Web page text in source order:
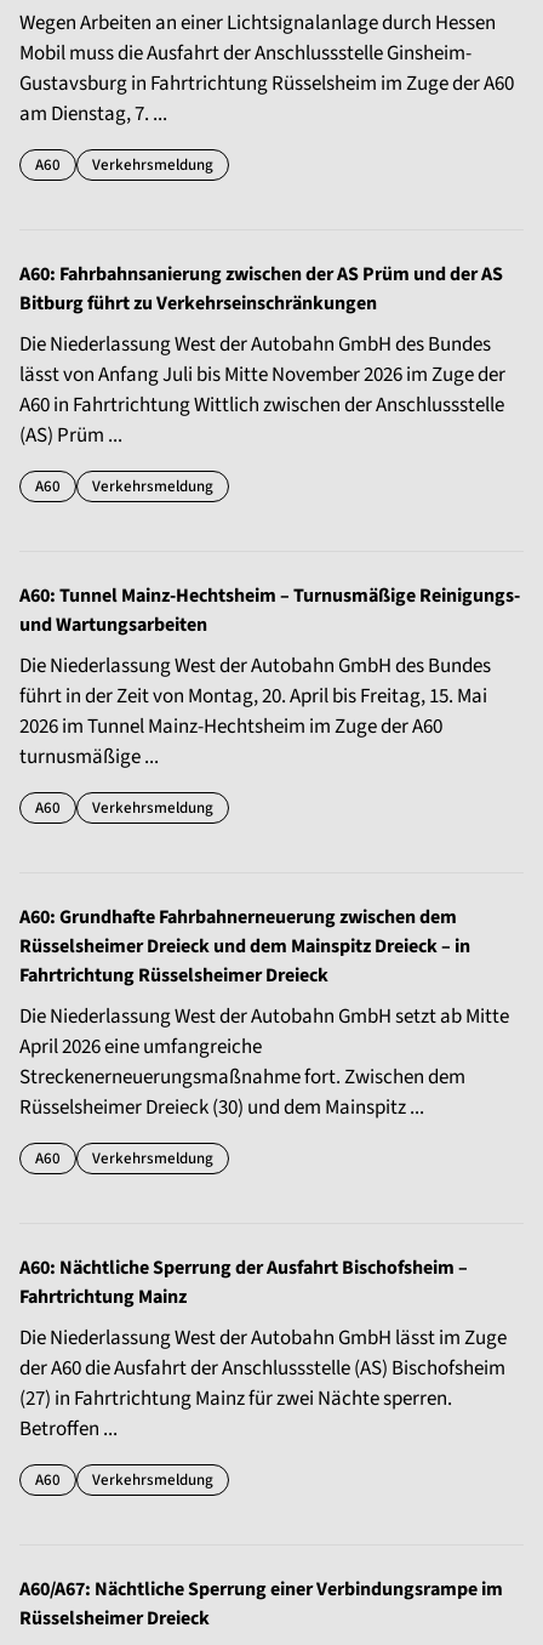
Wegen Arbeiten an einer Lichtsignalanlage durch Hessen
Mobil muss die Ausfahrt der Anschlussstelle Ginsheim-
Gustavsburg in Fahrtrichtung Rüsselsheim im Zuge der A60
am Dienstag, 7. ...
A60 Verkehrsmeldung
A60: Fahrbahnsanierung zwischen der AS Prüm und der AS
Bitburg führt zu Verkehrseinschränkungen
Die Niederlassung West der Autobahn GmbH des Bundes
lässt von Anfang Juli bis Mitte November 2026 im Zuge der
A60 in Fahrtrichtung Wittlich zwischen der Anschlussstelle
(AS) Prüm ...
A60 Verkehrsmeldung
A60: Tunnel Mainz-Hechtsheim – Turnusmäßige Reinigungs-
und Wartungsarbeiten
Die Niederlassung West der Autobahn GmbH des Bundes
führt in der Zeit von Montag, 20. April bis Freitag, 15. Mai
2026 im Tunnel Mainz-Hechtsheim im Zuge der A60
turnusmäßige ...
A60 Verkehrsmeldung
A60: Grundhafte Fahrbahnerneuerung zwischen dem
Rüsselsheimer Dreieck und dem Mainspitz Dreieck – in
Fahrtrichtung Rüsselsheimer Dreieck
Die Niederlassung West der Autobahn GmbH setzt ab Mitte
April 2026 eine umfangreiche
Streckenerneuerungsmaßnahme fort. Zwischen dem
Rüsselsheimer Dreieck (30) und dem Mainspitz ...
A60 Verkehrsmeldung
A60: Nächtliche Sperrung der Ausfahrt Bischofsheim –
Fahrtrichtung Mainz
Die Niederlassung West der Autobahn GmbH lässt im Zuge
der A60 die Ausfahrt der Anschlussstelle (AS) Bischofsheim
(27) in Fahrtrichtung Mainz für zwei Nächte sperren.
Betroffen ...
A60 Verkehrsmeldung
A60/A67: Nächtliche Sperrung einer Verbindungsrampe im
Rüsselsheimer Dreieck